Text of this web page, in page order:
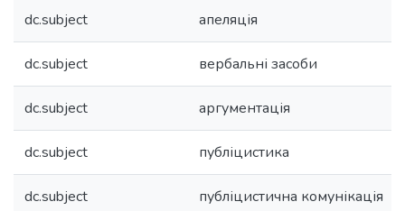
dc.subject апеляція
dc.subject вербальні засоби
dc.subject аргументація
dc.subject публіцистика
dc.subject публіцистична комунікація